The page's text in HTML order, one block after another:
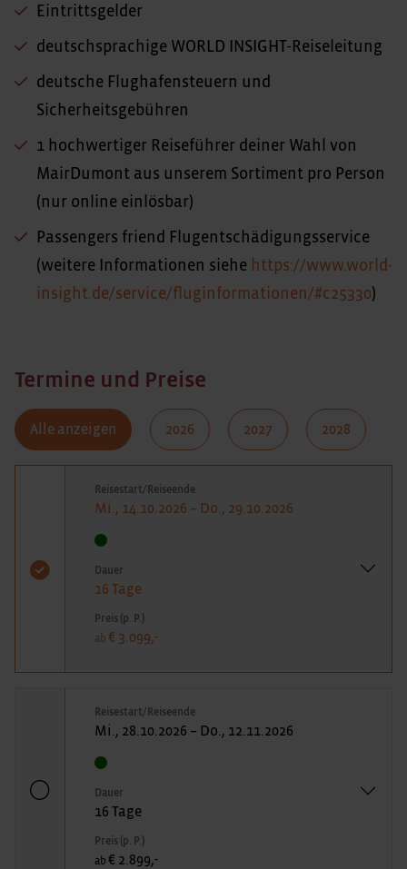
Eintrittsgelder
deutschsprachige WORLD INSIGHT-Reiseleitung
deutsche Flughafensteuern und
Sicherheitsgebühren
1 hochwertiger Reiseführer deiner Wahl von
MairDumont aus unserem Sortiment pro Person
(nur online einlösbar)
Passengers friend Flugentschädigungsservice
(weitere Informationen siehe https://www.world-
insight.de/service/fluginformationen/#c25330)
Termine und Preise
Alle anzeigen 2026 2027 2028
Reisestart/Reiseende
Mi., 14.10.2026 – Do., 29.10.2026
Dauer
16 Tage
Preis (p. P.)
ab € 3.099,-
Reisestart/Reiseende
Mi., 28.10.2026 – Do., 12.11.2026
Dauer
16 Tage
Preis (p. P.)
ab € 2.899,-